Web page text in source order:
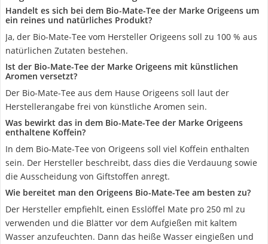
Handelt es sich bei dem Bio-Mate-Tee der Marke Origeens um
ein reines und natürliches Produkt?
Ja, der Bio-Mate-Tee vom Hersteller Origeens soll zu 100 % aus
natürlichen Zutaten bestehen.
Ist der Bio-Mate-Tee der Marke Origeens mit künstlichen
Aromen versetzt?
Der Bio-Mate-Tee aus dem Hause Origeens soll laut der
Herstellerangabe frei von künstliche Aromen sein.
Was bewirkt das in dem Bio-Mate-Tee der Marke Origeens
enthaltene Koffein?
In dem Bio-Mate-Tee von Origeens soll viel Koffein enthalten
sein. Der Hersteller beschreibt, dass dies die Verdauung sowie
die Ausscheidung von Giftstoffen anregt.
Wie bereitet man den Origeens Bio-Mate-Tee am besten zu?
Der Hersteller empfiehlt, einen Esslöffel Mate pro 250 ml zu
verwenden und die Blätter vor dem Aufgießen mit kaltem
Wasser anzufeuchten. Dann das heiße Wasser eingießen und